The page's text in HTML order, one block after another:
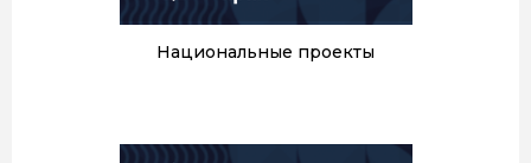
Национальные проекты